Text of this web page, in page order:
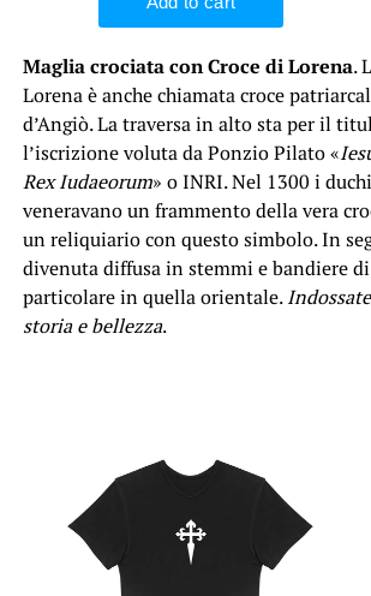
Maglia crociata con Croce di Lorena.
Lorena è anche chiamata croce
d’Angiò. La traversa in alto sta per il
l’iscrizione voluta da Ponzio Pilato «
Rex Iudaeorum» o INRI. Nel 1300 i
veneravano un frammento della vera
un reliquiario con questo simbolo. In
divenuta diffusa in stemmi e bandiere
particolare in quella orientale.
storia e bellezza.